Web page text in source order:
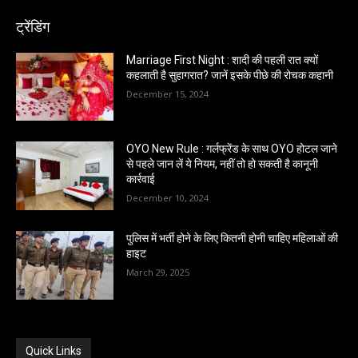
ट्रेंडिंग
Marriage First Night : शादी की पहली रात क्यों
कहलाती है सुहागरात? जानें इसके पीछे की रोचक कहानी
December 15, 2024
OYO New Rule : गर्लफ्रेंड के साथ OYO होटल जाने
से पहले जान लें ये नियम, नहीं तो हो सकती है कानूनी
कार्रवाई
December 10, 2024
पुलिस में भर्ती होने के लिए कितनी होनी चाहिए महिलाओं की
हाइट
March 29, 2025
Quick Links